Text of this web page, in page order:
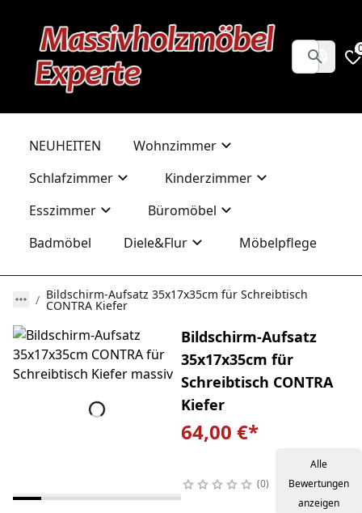
NEUHEITEN
Wohnzimmer
Schlafzimmer
Kinderzimmer
Esszimmer
Büromöbel
Badmöbel
Diele&Flur Möbelpflege
Bildschirm-Aufsatz 35x17x35cm für Schreibtisch
CONTRA Kiefer
Bildschirm-Aufsatz
35x17x35cm für
Schreibtisch CONTRA
Kiefer
64,00 €*
0
Alle
Bewertungen
anzeigen